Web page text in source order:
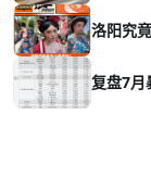
洛阳究
复盘7月